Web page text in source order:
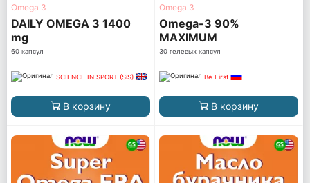
Omega 3
DAILY OMEGA 3 1400
mg
60 капсул
SCIENCE IN SPORT (SiS)
В корзину
Omega 3
Omega-3 90%
MAXIMUM
CONCENTRATION
30 гелевых капсул
Be First
В корзину